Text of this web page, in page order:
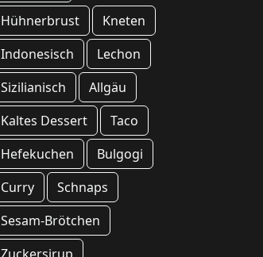
Hühnerbrust
Kneten
Indonesisch
Lechon
Sizilianisch
Allgäu
Kaltes Dessert
Taco
Hefekuchen
Bulgogi
Curry
Schnaps
Sesam-Brötchen